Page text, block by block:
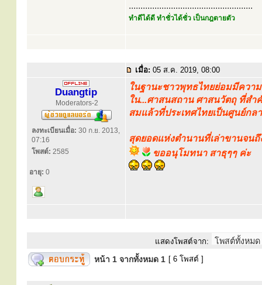
.....................................................
ทำดีได้ดี ทำชั่วได้ชั่ว เป็นกฎตายตัว
เมื่อ: 05 ส.ค. 2019, 08:00
Duangtip
Moderators-2
ลงทะเบียนเมื่อ: 30 ก.ย. 2013,
07:16
โพสต์: 2585
อายุ: 0
ในฐานะชาวพุทธไทยย่อมมีควา
ใน...ศาสนสถาน ศาสนวัตถุ ที่ส
สมแล้วที่ประเทศไทยเป็นศูนย์ก
สุดยอดแห่งตำนานที่เล่าขานจนถึ
ขออนุโมทนา สาธุๆๆ ค่ะ
แสดงโพสต์จาก:
หน้า 1 จากทั้งหมด 1 [ 6 โพสต์ ]